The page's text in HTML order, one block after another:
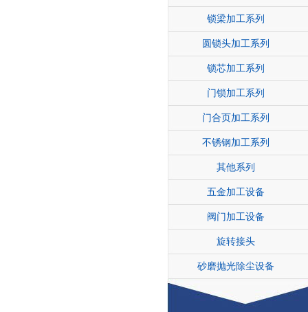
锁梁加工系列
圆锁头加工系列
锁芯加工系列
门锁加工系列
门合页加工系列
不锈钢加工系列
其他系列
五金加工设备
阀门加工设备
旋转接头
砂磨抛光除尘设备